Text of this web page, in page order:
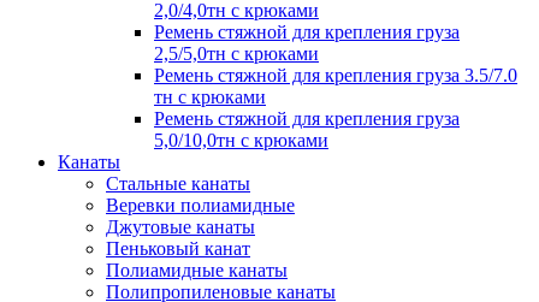
2,0/4,0тн с крюками
Ремень стяжной для крепления груза
2,5/5,0тн с крюками
Ремень стяжной для крепления груза 3.5/7.0
тн с крюками
Ремень стяжной для крепления груза
5,0/10,0тн с крюками
Канаты
Стальные канаты
Веревки полиамидные
Джутовые канаты
Пеньковый канат
Полиамидные канаты
Полипропиленовые канаты